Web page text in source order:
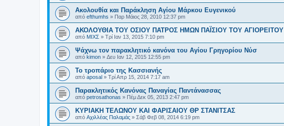
Ακολουθία και Παράκληση Αγίου Μάρκου Ευγενικού
από efthumhs » Παρ Μάιος 28, 2010 12:37 pm
ΑΚΟΛΟΥΘΙΑ ΤΟΥ ΟΣΙΟΥ ΠΑΤΡΟΣ ΗΜΩΝ ΠΑΪΣΙΟΥ ΤΟΥ ΑΓΙΟΡΕΙΤΟΥ
από ΜΙΧΣ » Τρί Ιαν 13, 2015 7:10 pm
Ψάχνω τον παρακλητικό κανόνα του Αγίου Γρηγορίου Νύσ
από kimon » Δευ Ιαν 12, 2015 12:55 pm
Το τροπάριο της Κασσιανής
από aposal » Τρί Απρ 15, 2014 7:17 am
Παρακλητικός Κανόνας Παναγίας Παντάνασσας
από petrosathonas » Πέμ Δεκ 05, 2013 2:47 pm
ΚΥΡΙΑΚΗ ΤΕΛΩΝΟΥ ΚΑΙ ΦΑΡΙΣΑΙΟΥ ΘΡ ΣΤΑΝΙΤΣΑΣ
από Αχιλλέας Παλαμάς » Σάβ Φεβ 08, 2014 6:19 pm